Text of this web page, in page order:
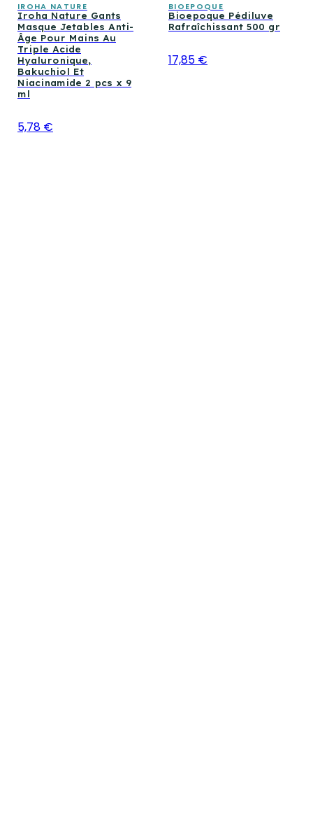
IROHA NATURE
Iroha Nature Gants
Masque Jetables Anti-
Âge Pour Mains Au
Triple Acide
Hyaluronique,
Bakuchiol Et
Niacinamide 2 pcs x 9
ml
5,78 €
BIOEPOQUE
Bioepoque Pédiluve
Rafraîchissant 500 gr
17,85 €